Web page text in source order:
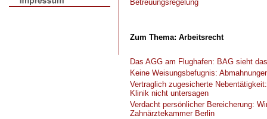
Betreuungsregelung
Zum Thema: Arbeitsrecht
Das AGG am Flughafen: BAG sieht
Keine Weisungsbefugnis:
Vertraglich zugesicherte
Klinik nicht untersagen
Verdacht persönlicher Bereicherung:
Zahnärztekammer Berlin